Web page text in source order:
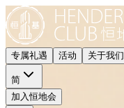
专属礼遇 活动 关于我们
简
加入恒地会